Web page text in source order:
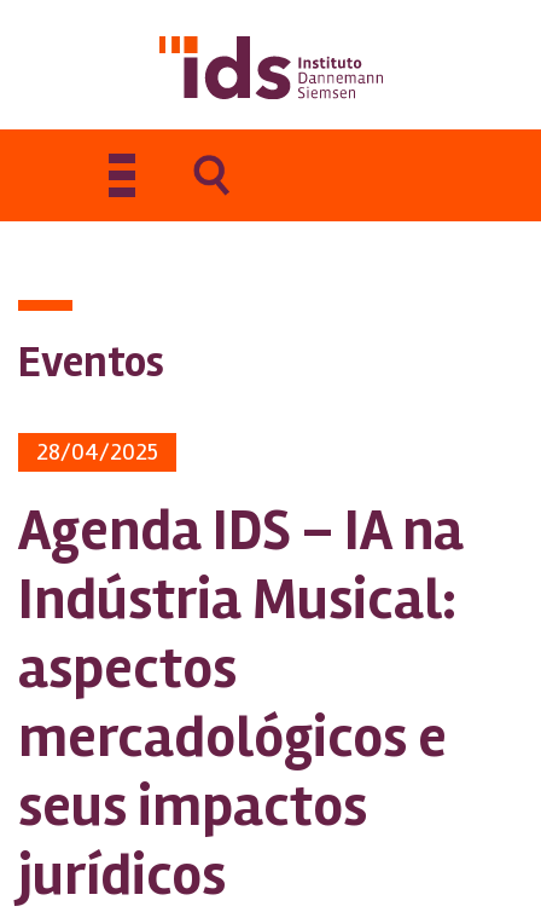
Toggle
navigation
Eventos
28/04/2025
Agenda IDS – IA na
Indústria Musical:
aspectos
mercadológicos e
seus impactos
jurídicos